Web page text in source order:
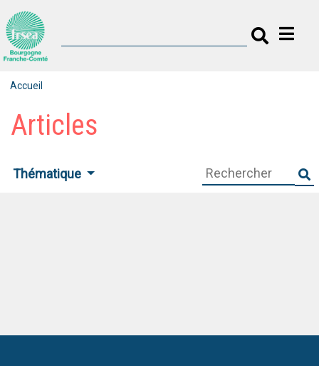
Accueil
Articles
Thématique